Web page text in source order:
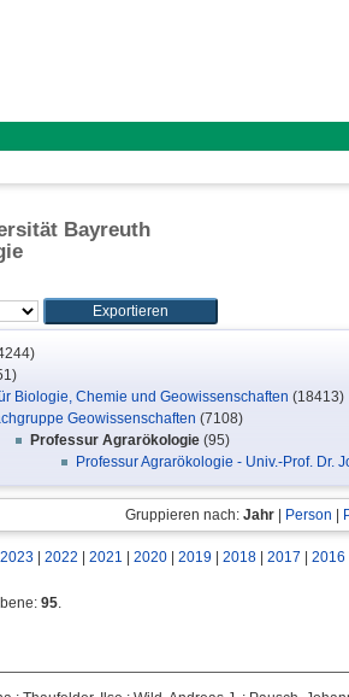
Bayreuth
Biologie, Chemie und Geowissenschaften (18413)
Geowissenschaften (7108)
Professur Agrarökologie (95)
Professur Agrarökologie - Univ.-Prof. Dr.
Gruppieren nach: Jahr Person
2023 2022 2021 2020 2019 2018 2017 2016
95.